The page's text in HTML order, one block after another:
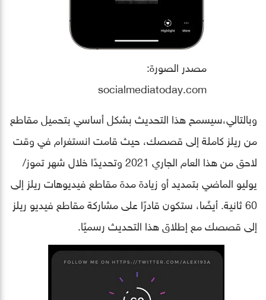
مصدر الصورة:
socialmediatoday.com
وبالتالي،سيسمح هذا التحديث بشكل أساسي بتحميل مقاطع
من ريلز كاملة إلى قصصك، حيث قامت انستغرام في وقت
لاحق من هذا العام الجاري 2021 وتحديدًا خلال شهر تموز/
يوليو الماضي بتمديد أو زيادة مدة مقاطع فيديوهات ريلز إلى
60 ثانية. أيضًا، ستكون قادرًا على مشاركة مقاطع فيديو ريلز
إلى قصصك مع إطلاق هذا التحديث رسميًا.